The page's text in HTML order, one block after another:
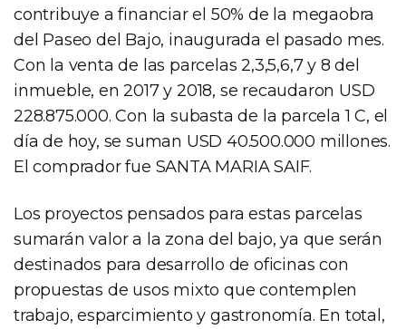
contribuye a financiar el 50% de la megaobra
del Paseo del Bajo, inaugurada el pasado mes.
Con la venta de las parcelas 2,3,5,6,7 y 8 del
inmueble, en 2017 y 2018, se recaudaron USD
228.875.000. Con la subasta de la parcela 1 C, el
día de hoy, se suman USD 40.500.000 millones.
El comprador fue SANTA MARIA SAIF.
Los proyectos pensados para estas parcelas
sumarán valor a la zona del bajo, ya que serán
destinados para desarrollo de oficinas con
propuestas de usos mixto que contemplen
trabajo, esparcimiento y gastronomía. En total,